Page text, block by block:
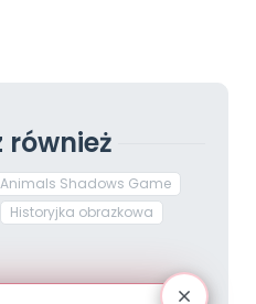
również
Animals Shadows Game
Historyjka obrazkowa